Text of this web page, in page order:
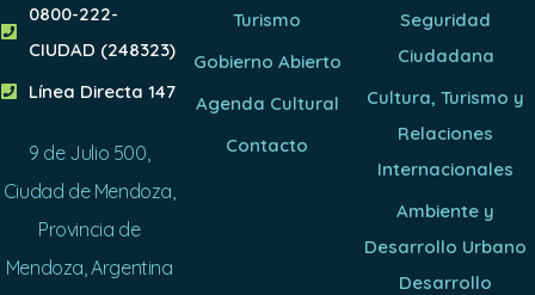
0800-222-
CIUDAD (248323)
Línea Directa 147
9 de Julio 500,
Ciudad de Mendoza,
Provincia de
Mendoza, Argentina
Turismo
Gobierno Abierto
Agenda Cultural
Contacto
Seguridad
Ciudadana
Cultura, Turismo y
Relaciones
Internacionales
Ambiente y
Desarrollo Urbano
Desarrollo